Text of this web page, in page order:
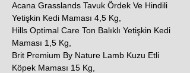
Acana Grasslands Tavuk Ördek Ve Hindili
Yetişkin Kedi Maması 4,5 Kg,
Hills Optimal Care Ton Balıklı Yetişkin Kedi
Maması 1,5 Kg,
Brit Premium By Nature Lamb Kuzu Etli
Köpek Maması 15 Kg,